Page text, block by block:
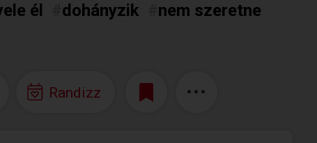
él dohányzik
nem szeretne
Randizz